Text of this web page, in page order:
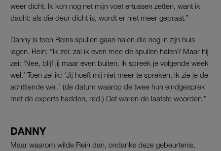
weer dicht. Ik kon nog net mijn voet ertussen zetten, want ik
dacht: als die deur dicht is, wordt er niet meer gepraat.”
Danny is toen Reins spullen gaan halen die nog in zijn huis
lagen. Rein: “Ik zei: zal ik even mee de spullen halen? Maar hij
zei: ‘Nee, blijf jij maar even buiten. Ik spreek je volgende week
wel.’ Toen zei ik: ‘Jij hoeft mij niet meer te spreken, ik zie je de
achttiende wel.’ (de datum waarop de twee hun eindgesprek
met de experts hadden, red.) Dat waren de laatste woorden.”
DANNY
Maar waarom wilde Rein dan, ondanks deze gebeurtenis,